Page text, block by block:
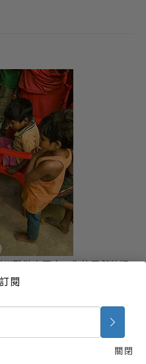
，以及救助災民的食物、
訂閱
關閉